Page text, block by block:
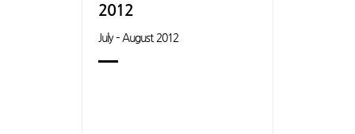
2012
July – August 2012